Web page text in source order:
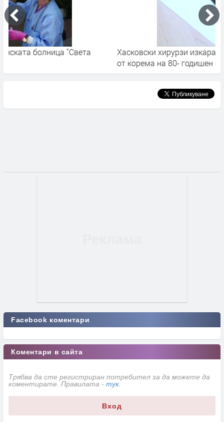
Хасковски хирурзи изкараха 20- сантиметров безоар
от корема на 80- годишен мъж
Facebook коментари
Коментари в сайта
Трябва да сте регистриран потребител за да можете да
коментирате. Правилата - тук
Вход